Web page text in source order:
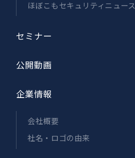
ほぼこもセキュリティニュース
セミナー
公開動画
企業情報
会社概要
社名・ロゴの由来